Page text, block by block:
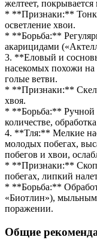
желтеет,
* **Признаки:**
осветление хвои.
* **Борьба:**
акарицидами
3. **Еловый и
насекомых похожи на
голые ветви.
* **Признаки:**
хвоя.
* **Борьба:** Ручной
количестве,
4. **Тля:** Мелкие
молодых побегах,
побегов и хвои,
* **Признаки:**
побегах, липкий
* **Борьба:**
«Биотлин»), мыльным
поражении.
Общие